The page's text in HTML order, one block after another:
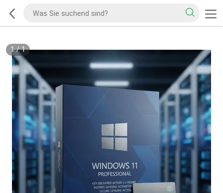
1/1